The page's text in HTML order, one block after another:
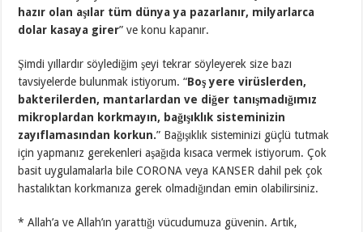
hazır olan aşılar tüm dünya ya pazarlanır, milyarlarca
dolar kasaya girer” ve konu kapanır.
Şimdi yıllardır söylediğim şeyi tekrar söyleyerek size bazı
tavsiyelerde bulunmak istiyorum. “Boş yere virüslerden,
bakterilerden, mantarlardan ve diğer tanışmadığımız
mikroplardan korkmayın, bağışıklık sisteminizin
zayıflamasından korkun.” Bağışıklık sisteminizi güçlü tutmak
için yapmanız gerekenleri aşağıda kısaca vermek istiyorum. Çok
basit uygulamalarla bile CORONA veya KANSER dahil pek çok
hastalıktan korkmanıza gerek olmadığından emin olabilirsiniz.
* Allah’a ve Allah’ın yarattığı vücudumuza güvenin. Artık,